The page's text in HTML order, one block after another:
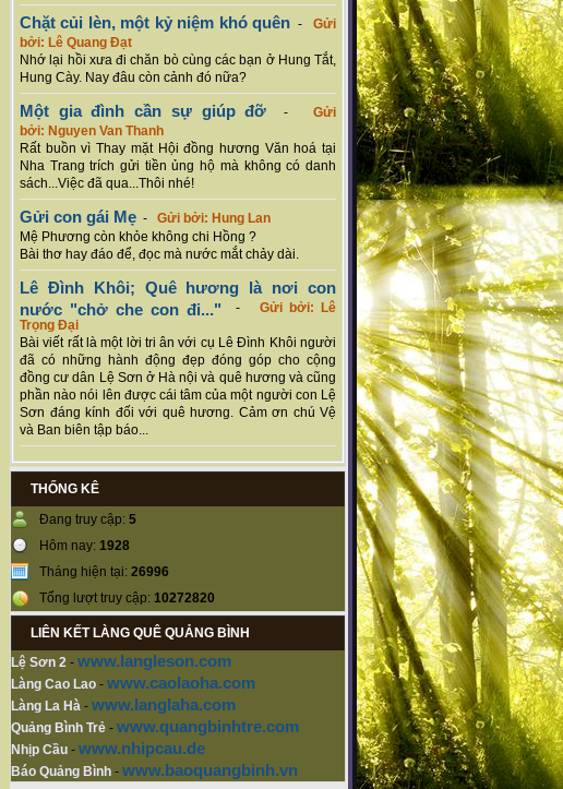
Chặt củi lèn, một kỷ niệm khó quên-Gửi
bởi: Lê Quang Đạt
Nhớ lại hồi xưa đi chăn bò cùng các bạn ở Hung Tắt,
Hung Cày. Nay đâu còn cảnh đó nữa?
Một gia đình cần sự giúp đỡ -Gửi
bởi: Nguyen Van Thanh
Rất buồn vì Thay mặt Hội đồng hương Văn hoá tại
Nha Trang trích gửi tiền ủng hộ mà không có danh
sách...Việc đã qua...Thôi nhé!
Gửi con gái Mẹ - Gửi bởi: Hung Lan
Mệ Phương còn khỏe không chi Hồng ?
Bài thơ hay đáo để, đọc mà nước mắt chảy dài.
Lê Đình Khôi; Quê hương là nơi con
nước "chở che con đi..." - Gửi bởi: Lê
Trọng Đại
Bài viết rất là một lời tri ân với cụ Lê Đình Khôi người
đã có những hành động đẹp đóng góp cho cộng
đồng cư dân Lệ Sơn ở Hà nội và quê hương và cũng
phần nào nói lên được cái tâm của một người con Lệ
Sơn đáng kính đối với quê hương. Cảm ơn chú Vệ
và Ban biên tập báo...
THỐNG KÊ
Đang truy cập: 5
Hôm nay: 1928
Tháng hiện tại: 26996
Tổng lượt truy cập: 10272820
LIÊN KẾT LÀNG QUÊ QUẢNG BÌNH
Lệ Sơn 2 - www.langleson.com
Làng Cao Lao - www.caolaoha.com
Làng La Hà - www.langlaha.com
Quảng Bình Trẻ - www.quangbinhtre.com
Nhịp Cầu - www.nhipcau.de
Báo Quảng Bình - www.baoquangbinh.vn